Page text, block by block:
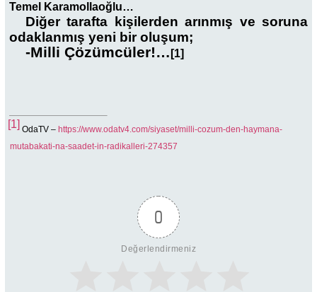
Temel Karamollaoğlu…
Diğer tarafta kişilerden arınmış ve soruna
odaklanmış yeni bir oluşum;
-Milli Çözümcüler!… [1]
[1] OdaTV – https://www.odatv4.com/siyaset/milli-cozum-den-haymana-
mutabakati-na-saadet-in-radikalleri-274357
0
Değerlendirmeniz